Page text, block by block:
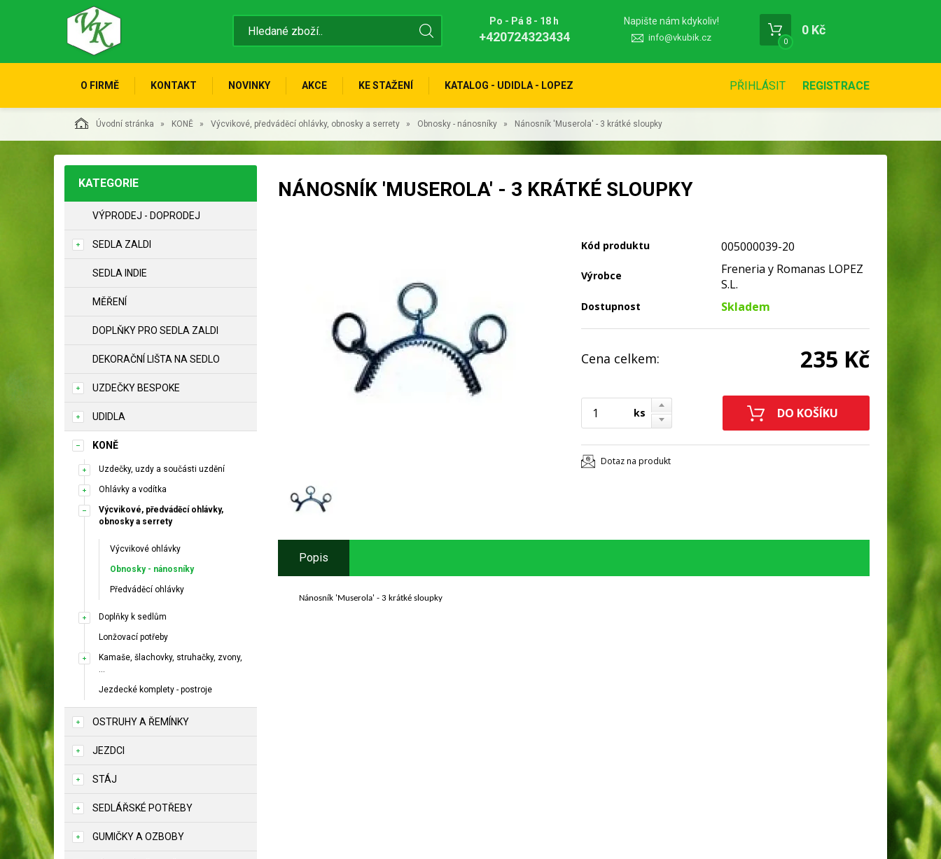
Po - Pá 8 - 18 h
+420724323434
Napište nám kdykoliv!
info@vkubik.cz 0
0 Kč
O FIRMĚ KONTAKT NOVINKY AKCE KE STAŽENÍ KATALOG - UDIDLA - LOPEZ PŘIHLÁSIT REGISTRACE
Úvodní stránka KONĚ Výcvikové, předváděcí ohlávky, obnosky a serrety Obnosky - nánosníky Nánosník 'Muserola' - 3 krátké sloupky
KATEGORIE
VÝPRODEJ - DOPRODEJ
SEDLA ZALDI
SEDLA INDIE
MĚŘENÍ
DOPLŇKY PRO SEDLA ZALDI
DEKORAČNÍ LIŠTA NA SEDLO
UZDEČKY BESPOKE
UDIDLA
KONĚ
Uzdečky, uzdy a součásti uzdění
Ohlávky a vodítka
Výcvikové, předváděcí ohlávky,
obnosky a serrety
Výcvikové ohlávky
Obnosky - nánosníky
Předváděcí ohlávky
Doplňky k sedlům
Lonžovací potřeby
Kamaše, šlachovky, struhačky, zvony,
...
Jezdecké komplety - postroje
OSTRUHY A ŘEMÍNKY
JEZDCI
STÁJ
SEDLÁŘSKÉ POTŘEBY
GUMIČKY A OZBOBY
NÁNOSNÍK 'MUSEROLA' - 3 KRÁTKÉ SLOUPKY
Kód produktu 005000039-20
Výrobce
Freneria y Romanas LOPEZ
S.L.
Dostupnost Skladem
Cena celkem: 235 Kč
ks
Dotaz na produkt
Popis
Nánosník 'Muserola' - 3 krátké sloupky